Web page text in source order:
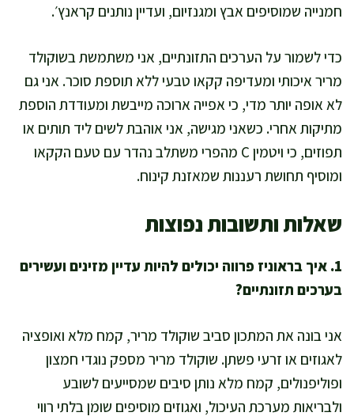
חמנייה שמוסיפים אבץ ומגנזיום, ועדיין נותנים קראנץ׳.
כדי לשמור על הערכים התזונתיים, אני משתמשת בשוקולד
מריר איכותי ומעדיפה קקאו טבעי ללא תוספת סוכר. אני גם
לא אופה יותר מדי, כי אפייה ארוכה מייבשת ומעודדת הוספת
מתיקות אחרי. כשאני מגישה, אני אוהבת לשים ליד תותים או
תפוזים, כי ויטמין C מהפרי משתלב נהדר עם טעם הקקאו
ומוסיף תחושת רעננות שמאזנת קינוח.
שאלות ותשובות נפוצות
1. איך בראוניז פרווה יכולים להיות עדיין מזינים ועשירים
בערכים תזונתיים?
אני בונה את המתכון סביב שוקולד מריר, קמח מלא ואופציה
לאגוזים או זרעי פשתן. שוקולד מריר מספק נוגדי חמצון
ופוליפנולים, קמח מלא נותן סיבים שמסייעים לשובע
ולבריאות מערכת העיכול, ואגוזים מוסיפים שומן בלתי רווי